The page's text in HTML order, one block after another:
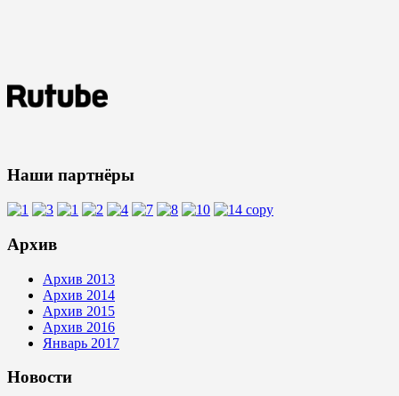
Наши партнёры
Архив
Архив 2013
Архив 2014
Архив 2015
Архив 2016
Январь 2017
Новости